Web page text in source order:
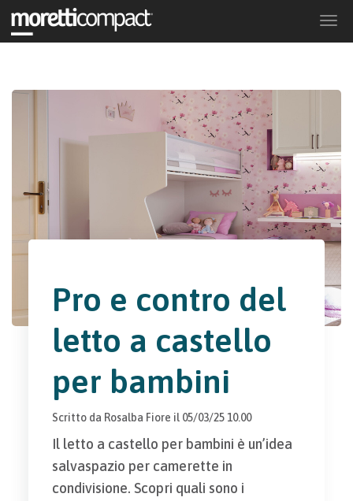
Pro e contro del
letto a castello
per bambini
Scritto da Rosalba Fiore il 05/03/25 10.00
Il letto a castello per bambini è un’idea
salvaspazio per camerette in
condivisione. Scopri quali sono i